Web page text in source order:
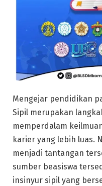
Mengejar pendidikan
Sipil merupakan
memperdalam
karier yang lebih luas.
menjadi tantangan
sumber beasiswa
insinyur sipil yang